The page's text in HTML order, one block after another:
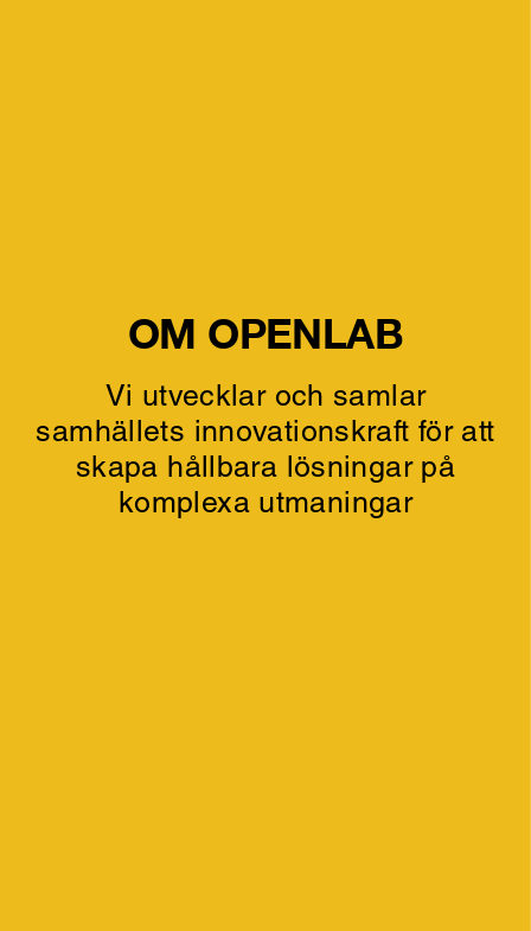
OM OPENLAB
Vi utvecklar och samlar
samhällets innovationskraft för att
skapa hållbara lösningar på
komplexa utmaningar